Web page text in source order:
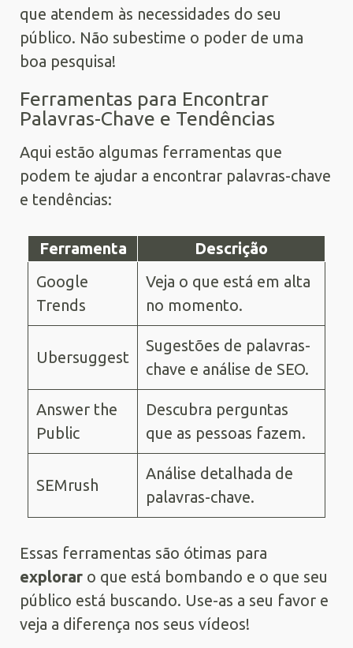
que atendem às necessidades do seu
público. Não subestime o poder de uma
boa pesquisa!
Ferramentas para Encontrar
Palavras-Chave e Tendências
Aqui estão algumas ferramentas que
podem te ajudar a encontrar palavras-chave
e tendências:
Ferramenta
Descrição
Google
Trends
Veja o que está em alta
no momento.
Ubersuggest
Sugestões de palavras-
chave e análise de SEO.
Answer the
Public
Descubra perguntas
que as pessoas fazem.
SEMrush
Análise detalhada de
palavras-chave.
Essas ferramentas são ótimas para
explorar o que está bombando e o que seu
público está buscando. Use-as a seu favor e
veja a diferença nos seus vídeos!